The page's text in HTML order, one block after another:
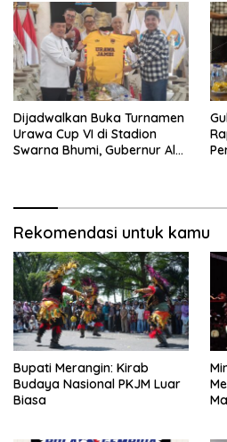
Dijadwalkan Buka Turnamen
Urawa Cup VI di Stadion
Swarna Bhumi, Gubernur Al
Rekomendasi untuk kamu
Bupati Merangin: Kirab
Budaya Nasional PKJM Luar
Biasa